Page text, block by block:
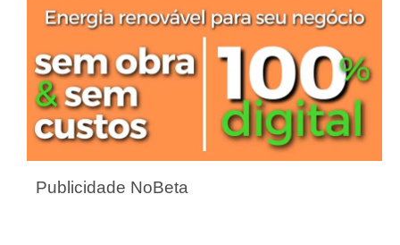
Publicidade NoBeta